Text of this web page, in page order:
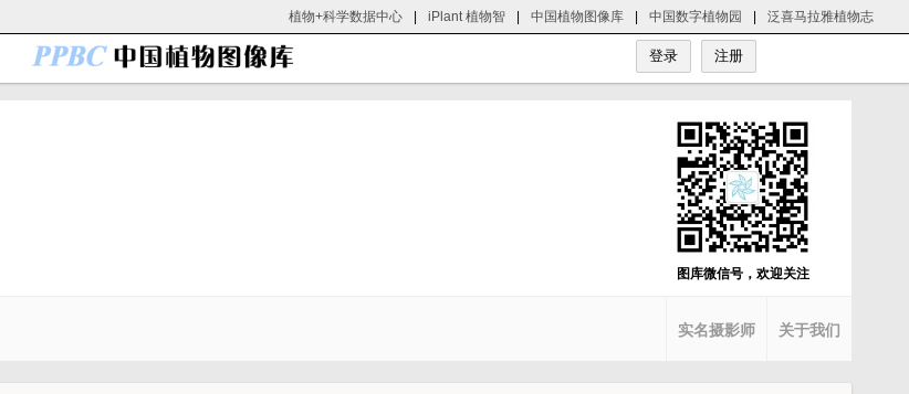
植物+科学数据中心 iPlant 植物智 中国植物图像库 中国数字植物园 泛喜马拉雅植物志
图库微信号，欢迎关注
关于我们
实名摄影师